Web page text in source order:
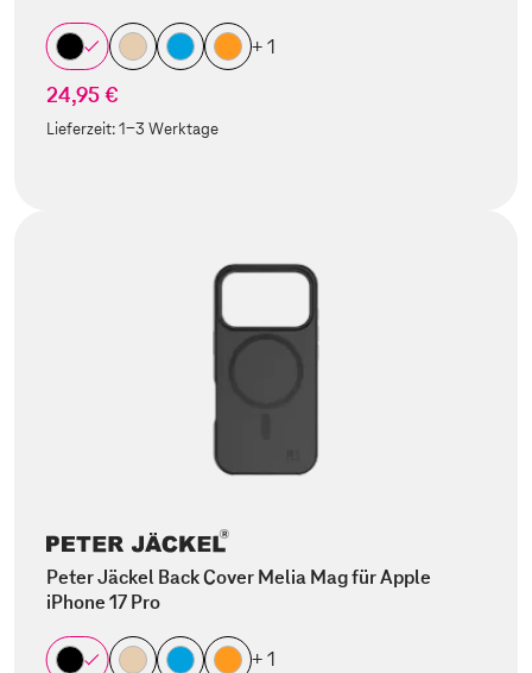
+ 1
24,95 €
Lieferzeit:1-3 Werktage
Peter Jäckel Back Cover Melia Mag für Apple
iPhone 17 Pro
+ 1